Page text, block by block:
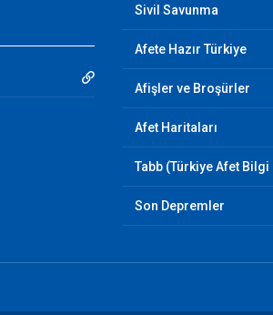
Sivil Savunma
Afete Hazır Türkiye
Afişler ve Broşürler
Afet Haritaları
Tabb (Türkiye Afet Bilgi
Son Depremler